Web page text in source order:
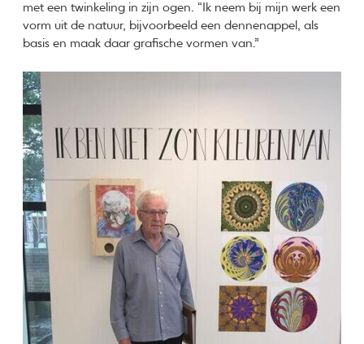
met een twinkeling in zijn ogen. “Ik neem bij mijn werk een
vorm uit de natuur, bijvoorbeeld een dennenappel, als
basis en maak daar grafische vormen van.”